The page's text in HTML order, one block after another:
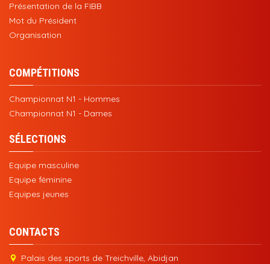
Présentation de la FIBB
Mot du Président
Organisation
COMPÉTITIONS
Championnat N1 - Hommes
Championnat N1 - Dames
SÉLECTIONS
Equipe masculine
Equipe féminine
Equipes jeunes
CONTACTS
Palais des sports de Treichville, Abidjan